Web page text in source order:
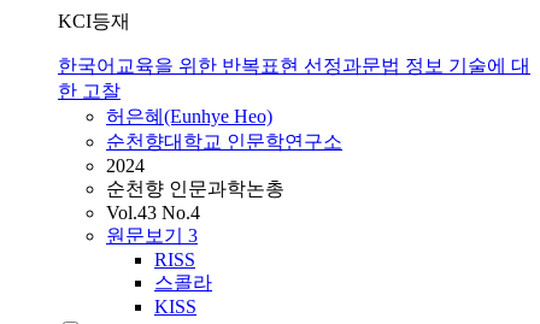
KCI등재
한국어교육을 위한 반복표현 선정과문법 정보 기술에 대
한 고찰
허은혜(Eunhye Heo)
순천향대학교 인문학연구소
2024
순천향 인문과학논총
Vol.43 No.4
원문보기 3
RISS
스콜라
KISS